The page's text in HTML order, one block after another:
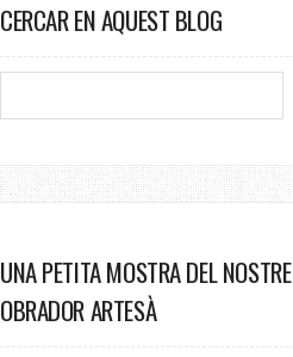
CERCAR EN AQUEST BLOG
UNA PETITA MOSTRA DEL NOSTRE
OBRADOR ARTESÀ